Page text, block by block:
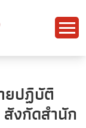
ยปฏิบัติ
งกัดสำนัก